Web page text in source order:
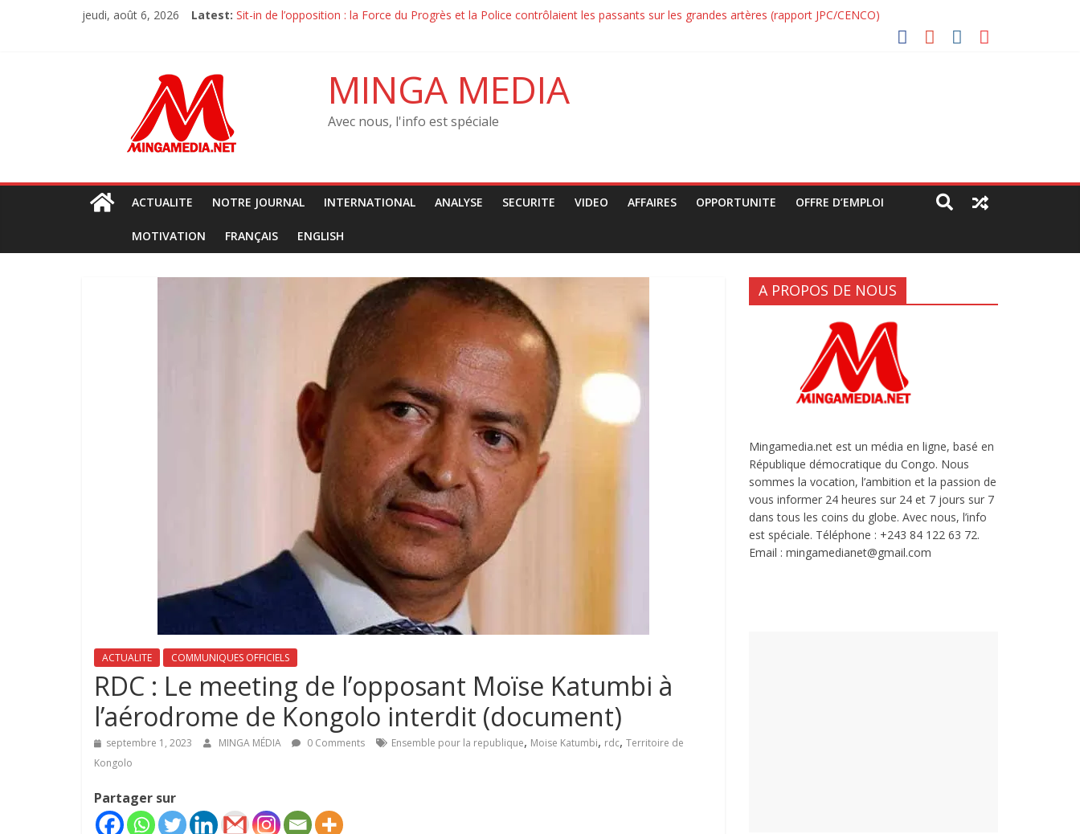
jeudi, août 6, 2026 Latest: Sit-in de l’opposition : la Force du Progrès et la Police contrôlaient les passants sur les grandes artères (rapport JPC/CENCO)
MINGA MEDIA
Avec nous, l'info est spéciale
ACTUALITE NOTRE JOURNAL INTERNATIONAL ANALYSE SECURITE VIDEO AFFAIRES OPPORTUNITE OFFRE D’EMPLOI
MOTIVATION FRANÇAIS ENGLISH
ACTUALITE COMMUNIQUES OFFICIELS
RDC : Le meeting de l’opposant Moïse Katumbi à
l’aérodrome de Kongolo interdit (document)
septembre 1, 2023 MINGA MÉDIA 0 Comments Ensemble pour la republique, Moise Katumbi, rdc, Territoire de
Kongolo
Partager sur
A PROPOS DE NOUS
Mingamedia.net est un média en ligne, basé en
République démocratique du Congo. Nous
sommes la vocation, l’ambition et la passion de
vous informer 24 heures sur 24 et 7 jours sur 7
dans tous les coins du globe. Avec nous, l’info
est spéciale. Téléphone : +243 84 122 63 72.
Email : mingamedianet@gmail.com